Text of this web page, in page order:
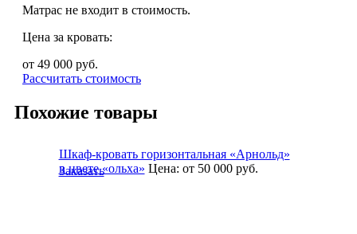
Матрас не входит в стоимость.
Цена за кровать:
от 49 000 руб.
Рассчитать стоимость
Похожие товары
Шкаф-кровать горизонтальная «Арнольд»
в цвете «ольха» Цена: от 50 000руб.
Заказать